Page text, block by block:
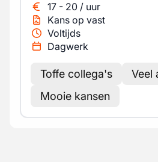
17 - 20 / uur
Kans op vast
Voltijds
Dagwerk
Toffe collega's
Veel
Mooie kansen